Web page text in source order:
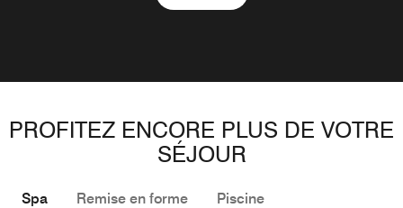
PROFITEZ ENCORE PLUS DE VOTRE
SÉJOUR
Spa Remise en forme Piscine